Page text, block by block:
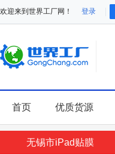
欢迎来到世界工厂网！ 登录
首页 优质货源
无锡市iPad贴膜